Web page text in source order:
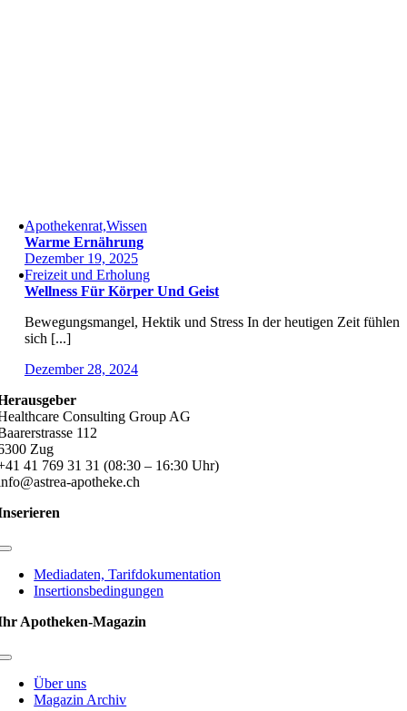
Apothekenrat,Wissen
Warme Ernährung
Dezember 19, 2025
Freizeit und Erholung
Wellness Für Körper Und Geist
Bewegungsmangel, Hektik und Stress In der heutigen Zeit fühlen
sich [...]
Dezember 28, 2024
Consulting Group AG
112
Zug
41 769 31 31 (08:30 – 16:30 Uhr)
apotheke.ch
Toggle
NavigationMediadaten, Tarifdokumentation
Insertionsbedingungen
Apotheken-Magazin
Toggle
NavigationÜber uns
Magazin Archiv